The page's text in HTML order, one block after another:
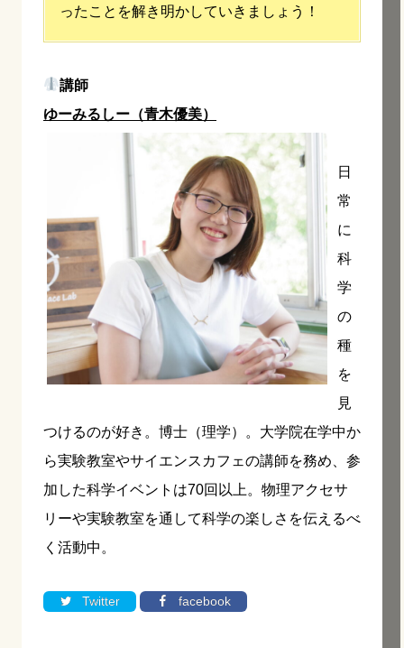
ったことを解き明かしていきましょう！
講師
ゆーみるしー（青木優美）
日
常
に
科
学
の
種
を
見
つけるのが好き。博士（理学）。大学院在学中か
ら実験教室やサイエンスカフェの講師を務め、参
加した科学イベントは70回以上。物理アクセサ
リーや実験教室を通して科学の楽しさを伝えるべ
く活動中。
Twitter facebook